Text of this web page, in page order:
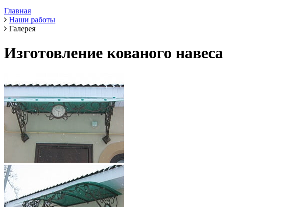
Главная
Наши работы
Галерея
Изготовление кованого навеса